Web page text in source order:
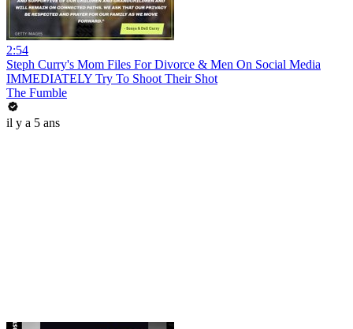
2:54
Steph Curry's Mom Files For Divorce & Men On Social Media
IMMEDIATELY Try To Shoot Their Shot
The Fumble
il y a 5 ans